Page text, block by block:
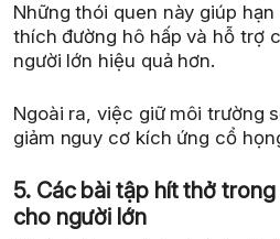
Những thói quen này giúp
thích đường hô hấp và hỗ trợ
người lớn hiệu quả hơn.
Ngoài ra, việc giữ môi trường
giảm nguy cơ kích ứng cổ
5. Các bài tập hít thở
cho người lớn